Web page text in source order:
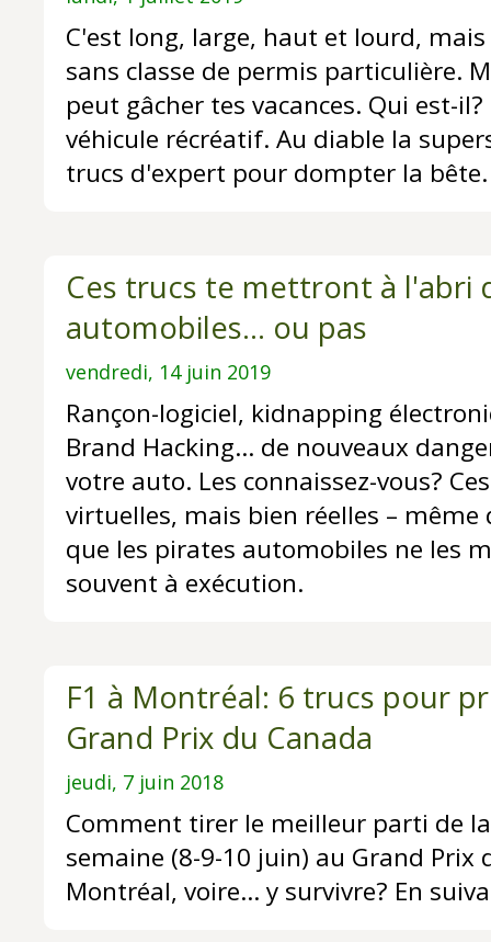
C'est long, large, haut et lourd,
sans classe de permis particulière.
peut gâcher tes vacances. Qui est-il?
véhicule récréatif. Au diable la
trucs d'expert pour dompter la bête.
Ces trucs te mettront à l'abri
automobiles... ou pas
vendredi, 14 juin 2019
Rançon-logiciel, kidnapping
Brand Hacking... de nouveaux
votre auto. Les connaissez-vous?
virtuelles, mais bien réelles –
que les pirates automobiles ne les
souvent à exécution.
F1 à Montréal: 6 trucs pour
Grand Prix du Canada
jeudi, 7 juin 2018
Comment tirer le meilleur parti de
semaine (8-9-10 juin) au Grand Prix
Montréal, voire... y survivre? En